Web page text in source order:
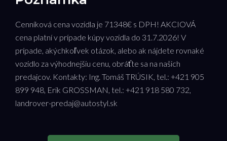
Cenníková cena vozidla je 71348€ s DPH! AKCIOVÁ
cena platní v prípade kúpy vozidla do 31.7.2026! V
prípade, akýchkoľvek otázok, alebo ak nájdete rovnaké
vozidlo za výhodnejšiu cenu, obráťte sa na našich
predajcov. Kontakty: Ing. Tomáš TRÚSIK, tel.: +421 905
899 948, Erik GROSSMAN, tel.: +421 918 580 732,
landrover-predaj@autostyl.sk